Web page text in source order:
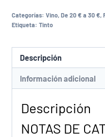
Categorías: Vino,De 20 € a 30 €,
Etiqueta: Tinto
Descripción
Información adicional
Descripción
NOTAS DE